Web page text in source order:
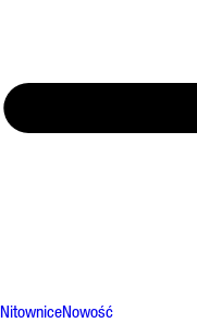
NitowniceNowość